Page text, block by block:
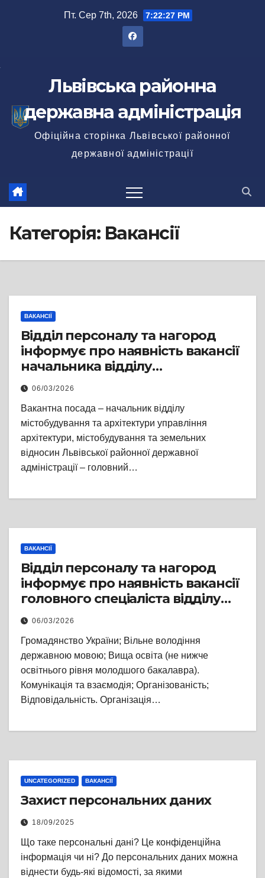
Пт. Сер 7th, 2026 7:22:28 PM
Львівська районна
державна адміністрація
Офіційна сторінка Львівської районної
державної адміністрації
Категорія: Вакансії
ВАКАНСІЇ
Відділ персоналу та нагород
інформує про наявність вакансії
начальника відділу
містобудування та архітектури
управління архітектури,
містобудування та земельних
відносин Львівської районної
державної адміністрації –
головного архітектора району
06/03/2026
Вакантна посада – начальник відділу
містобудування та архітектури управління
архітектури, містобудування та земельних
відносин Львівської районної державної
адміністрації – головний…
ВАКАНСІЇ
Відділ персоналу та нагород
інформує про наявність вакансії
головного спеціаліста відділу
організаційної роботи апарату
Львівської районної державної
адміністрації
06/03/2026
Громадянство України; Вільне володіння
державною мовою; Вища освіта (не нижче
освітнього рівня молодшого бакалавра).
Комунікація та взаємодія; Організованість;
Відповідальність. Організація…
UNCATEGORIZED ВАКАНСІЇ
Захист персональних даних
18/09/2025
Що таке персональні дані? Це конфіденційна
інформація чи ні? До персональних даних можна
віднести будь-які відомості, за якими